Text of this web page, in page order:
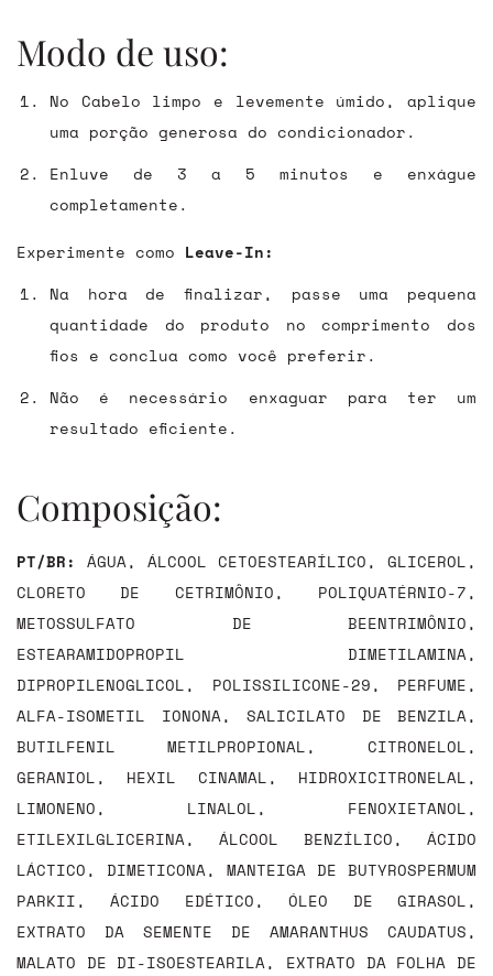
Modo de uso:
No Cabelo limpo e levemente úmido, aplique
uma porção generosa do condicionador.
Enluve de 3 a 5 minutos e enxágue
completamente.
Experimente como Leave-In:
Na hora de finalizar, passe uma pequena
quantidade do produto no comprimento dos
fios e conclua como você preferir.
Não é necessário enxaguar para ter um
resultado eficiente.
Composição:
PT/BR:
ÁGUA, ÁLCOOL CETOESTEARÍLICO, GLICEROL,
CLORETO DE CETRIMÔNIO, POLIQUATÉRNIO-7,
METOSSULFATO DE BEENTRIMÔNIO,
ESTEARAMIDOPROPIL DIMETILAMINA,
DIPROPILENOGLICOL, POLISSILICONE-29, PERFUME,
ALFA-ISOMETIL IONONA, SALICILATO DE BENZILA,
BUTILFENIL METILPROPIONAL, CITRONELOL,
GERANIOL, HEXIL CINAMAL, HIDROXICITRONELAL,
LIMONENO, LINALOL, FENOXIETANOL,
ETILEXILGLICERINA, ÁLCOOL BENZÍLICO, ÁCIDO
LÁCTICO, DIMETICONA, MANTEIGA DE BUTYROSPERMUM
PARKII, ÁCIDO EDÉTICO, ÓLEO DE GIRASOL,
EXTRATO DA SEMENTE DE AMARANTHUS CAUDATUS,
MALATO DE DI-ISOESTEARILA, EXTRATO DA FOLHA DE